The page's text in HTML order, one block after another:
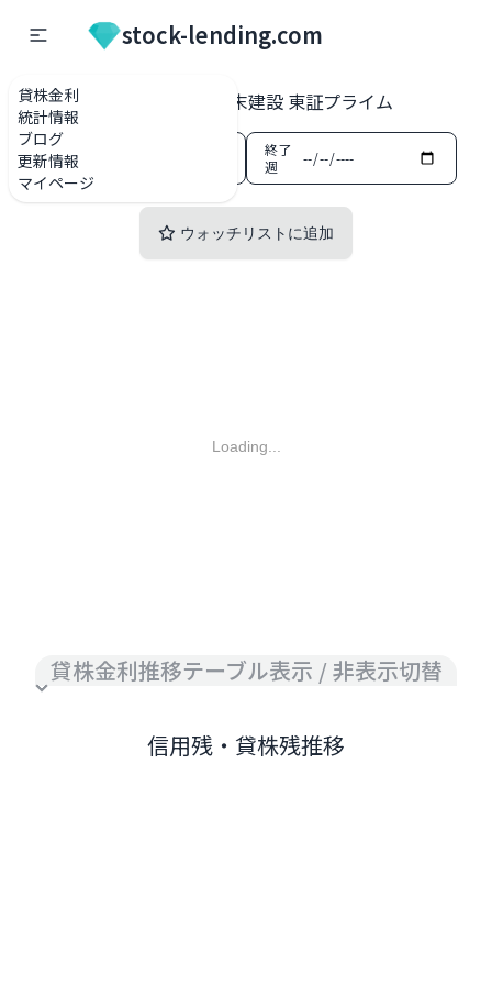
貸株金利
統計情報
ブログ
更新情報
マイページ
stock-lending.com
貸株金利一覧 1814 大末建設 東証プライム
開始
週
終了
週
ウォッチリストに追加
Loading...
貸株金利推移テーブル表示 / 非表示切替
信用残・貸株残推移